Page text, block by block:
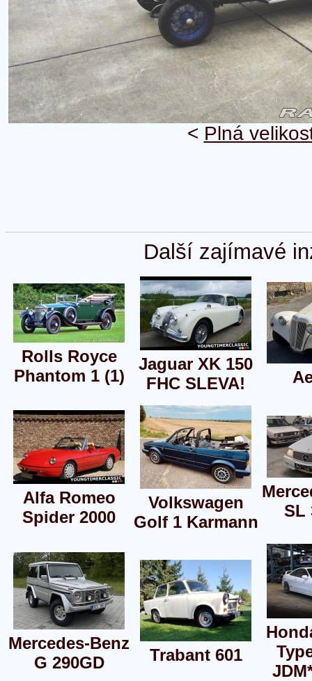
< Plná
Další zajímavé
Rolls Royce
Phantom 1 (1)
Jaguar XK 150
FHC SLEVA!
Alfa Romeo
Spider 2000
Volkswagen
Golf 1 Karmann
SL
Mercedes-Benz
G 290GD
Trabant 601